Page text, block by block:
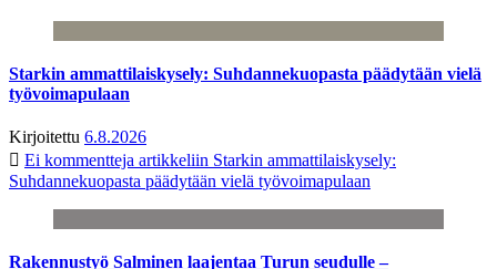
Starkin ammattilaiskysely: Suhdannekuopasta päädytään vielä
työvoimapulaan
Kirjoitettu 6.8.2026
Ei kommentteja artikkeliin Starkin ammattilaiskysely:
Suhdannekuopasta päädytään vielä työvoimapulaan
Rakennustyö Salminen laajentaa Turun seudulle –